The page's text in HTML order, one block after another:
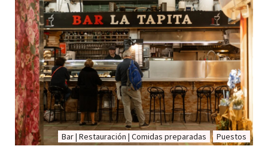
Bar | Restauración | Comidas preparadas Puestos